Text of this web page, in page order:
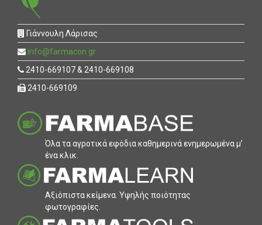
Γιάννουλη Λάρισας
info@farmacon.gr
2410-669107 & 2410-669108
2410-669109
Όλα τα αγροτικά εφόδια καθηµερινά ενηµερωµένα µ’
ένα κλικ.
Αξιόπιστα κείµενα. Υψηλής ποιότητας
φωτογραφίες.